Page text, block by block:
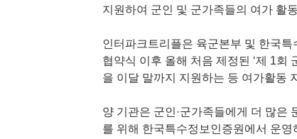
지원하여 군인 및 군가족들의 여가 활
인터파크트리플은 육군본부 및 한국
협약식 이후 올해 처음 제정된 ‘제 1회
을 이달 말까지 지원하는 등 여가활동
양 기관은 군인·군가족들에게 더 많은
를 위해 한국특수정보인증원에서 운영